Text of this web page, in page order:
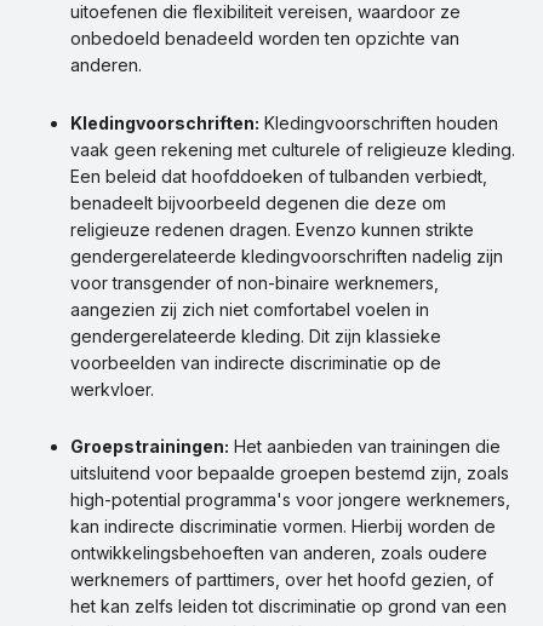
uitoefenen die flexibiliteit vereisen, waardoor ze
onbedoeld benadeeld worden ten opzichte van
anderen.
Kledingvoorschriften: Kledingvoorschriften houden
vaak geen rekening met culturele of religieuze kleding.
Een beleid dat hoofddoeken of tulbanden verbiedt,
benadeelt bijvoorbeeld degenen die deze om
religieuze redenen dragen. Evenzo kunnen strikte
gendergerelateerde kledingvoorschriften nadelig zijn
voor transgender of non-binaire werknemers,
aangezien zij zich niet comfortabel voelen in
gendergerelateerde kleding. Dit zijn klassieke
voorbeelden van indirecte discriminatie op de
werkvloer.
Groepstrainingen: Het aanbieden van trainingen die
uitsluitend voor bepaalde groepen bestemd zijn, zoals
high-potential programma's voor jongere werknemers,
kan indirecte discriminatie vormen. Hierbij worden de
ontwikkelingsbehoeften van anderen, zoals oudere
werknemers of parttimers, over het hoofd gezien, of
het kan zelfs leiden tot discriminatie op grond van een